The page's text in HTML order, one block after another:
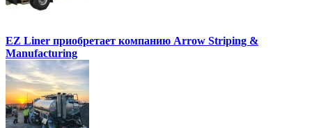
EZ Liner приобретает компанию Arrow Striping &
Manufacturing